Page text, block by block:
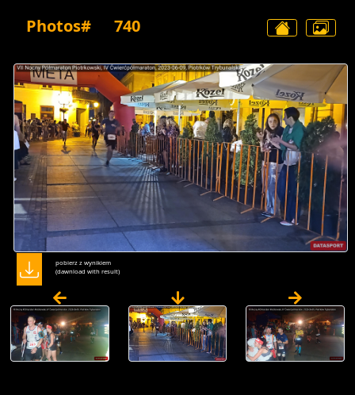
Photos# 740
pobierz z wynikiem
(dawnload with result)